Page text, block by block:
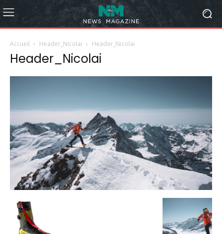
Accueil Header_Nicolai Header_Nicolai
Header_Nicolai